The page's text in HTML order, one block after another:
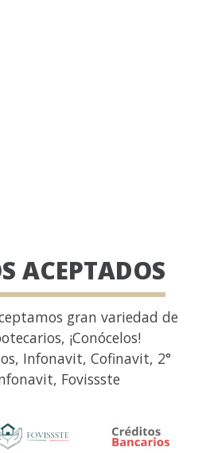
ACEPTADOS
gran variedad de
¡Conócelos!
Infonavit, Cofinavit, 2°
Fovissste